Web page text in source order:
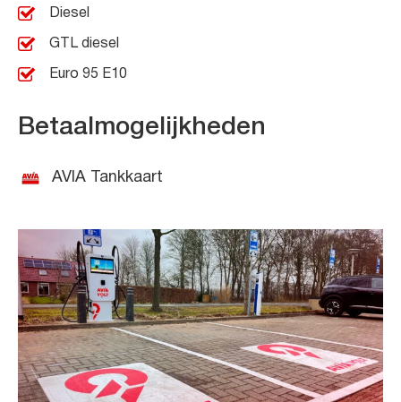
Diesel
GTL diesel
Euro 95 E10
Betaalmogelijkheden
AVIA Tankkaart